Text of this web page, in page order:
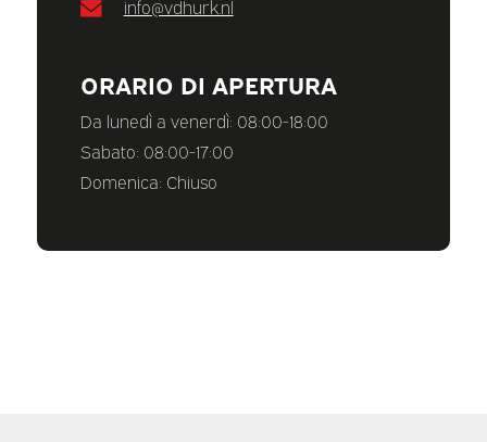
info@vdhurk.nl
ORARIO DI APERTURA
Da lunedì a venerdì: 08:00-18:00
Sabato: 08:00-17:00
Domenica: Chiuso